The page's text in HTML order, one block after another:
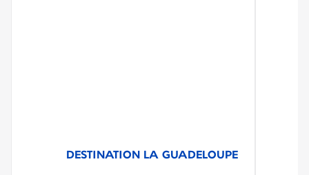
DESTINATION LA GUADELOUPE